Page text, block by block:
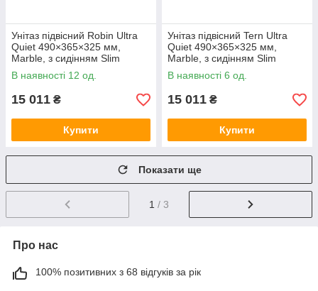
Унітаз підвісний Robin Ultra
Quiet 490×365×325 мм,
Marble, з сидінням Slim
Duroplast / Soft-close / Quick
Release QT13332381АSMR
В наявності 12 од.
15 011 ₴
Купити
Унітаз підвісний Tern Ultra
Quiet 490×365×325 мм,
Marble, з сидінням Slim
Duroplast / Soft-close / Quick
Release QT17332303ASMR
В наявності 6 од.
15 011 ₴
Купити
Показати ще
1 / 3
Про нас
100% позитивних з 68 відгуків за рік